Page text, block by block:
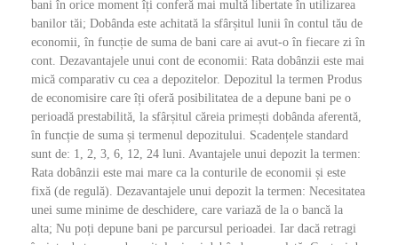
bani în orice moment îți conferă mai multă libertate în utilizarea
banilor tăi; Dobânda este achitată la sfârșitul lunii în contul tău de
economii, în funcție de suma de bani care ai avut-o în fiecare zi în
cont. Dezavantajele unui cont de economii: Rata dobânzii este mai
mică comparativ cu cea a depozitelor. Depozitul la termen Produs
de economisire care îți oferă posibilitatea de a depune bani pe o
perioadă prestabilită, la sfârșitul căreia primești dobânda aferentă,
în funcție de suma și termenul depozitului. Scadențele standard
sunt de: 1, 2, 3, 6, 12, 24 luni. Avantajele unui depozit la termen:
Rata dobânzii este mai mare ca la conturile de economii și este
fixă (de regulă). Dezavantajele unui depozit la termen: Necesitatea
unei sume minime de deschidere, care variază de la o bancă la
alta; Nu poți depune bani pe parcursul perioadei. Iar dacă retragi